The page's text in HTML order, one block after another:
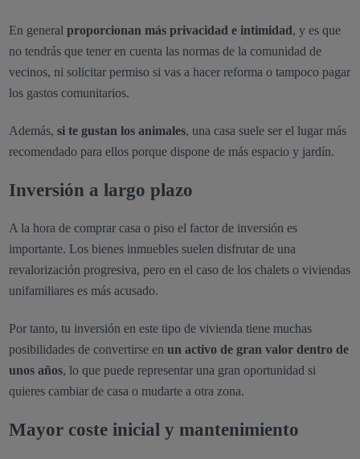
En general proporcionan más privacidad e intimidad, y es que
no tendrás que tener en cuenta las normas de la comunidad de
vecinos, ni solicitar permiso si vas a hacer reforma o tampoco pagar
los gastos comunitarios.
Además, si te gustan los animales, una casa suele ser el lugar más
recomendado para ellos porque dispone de más espacio y jardín.
Inversión a largo plazo
A la hora de comprar casa o piso el factor de inversión es
importante. Los bienes inmuebles suelen disfrutar de una
revalorización progresiva, pero en el caso de los chalets o viviendas
unifamiliares es más acusado.
Por tanto, tu inversión en este tipo de vivienda tiene muchas
posibilidades de convertirse en un activo de gran valor dentro de
unos años, lo que puede representar una gran oportunidad si
quieres cambiar de casa o mudarte a otra zona.
Mayor coste inicial y mantenimiento